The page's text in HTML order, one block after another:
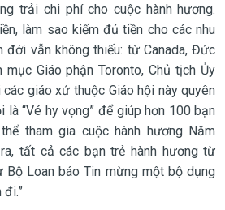
trải chi phí cho cuộc hành hương.
làm sao kiếm đủ tiền cho các nhu
đới vẫn không thiếu: từ Canada, Đức
mục Giáo phận Toronto, Chủ tịch Ủy
giáo xứ thuộc Giáo hội này quyên
là “Vé hy vọng” để giúp hơn 100 bạn
tham gia cuộc hành hương Năm
tất cả các bạn trẻ hành hương từ
Bộ Loan báo Tin mừng một bộ dụng